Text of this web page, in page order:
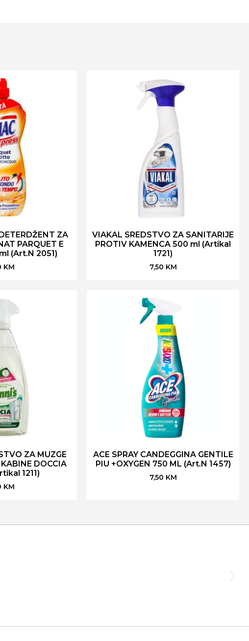
ZA
PARQUET E
(Art.N 2051)
KM
VIAKAL SREDSTVO ZA SANITARIJE
PROTIV KAMENCA 500 ml (Artikal
1721)
7,50 KM
ZA MUZGE
DOCCIA
1211)
KM
ACE SPRAY CANDEGGINA GENTILE
PIU +OXYGEN 750 ML (Art.N 1457)
7,50 KM